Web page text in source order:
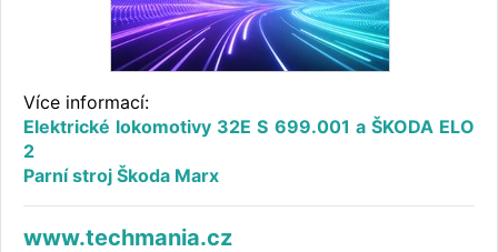
Více informací:
Elektrické lokomotivy 32E S 699.001 a ŠKODA ELO
2
Parní stroj Škoda Marx
www.techmania.cz